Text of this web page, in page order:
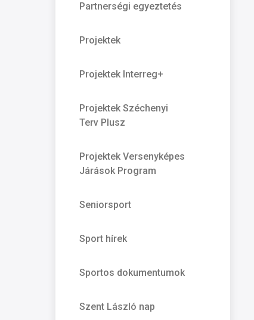
Partnerségi egyeztetés
Projektek
Projektek Interreg+
Projektek Széchenyi
Terv Plusz
Projektek Versenyképes
Járások Program
Seniorsport
Sport hírek
Sportos dokumentumok
Szent László nap